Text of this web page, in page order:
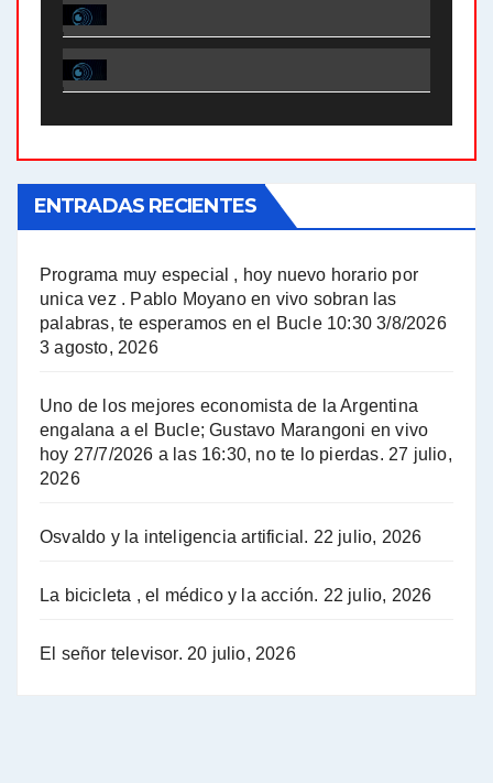
El Bucle News en Radio Gráfica. Bloque 1 . 28.04.24 - Jorge Gres
El Bucle News en Radio Gráfica. Bloque 2 . 21.04.24 - Jorge Gres
A mayor poder al empresariado le cuesta encontrar resistencia - Jose Urtubey con Jorge Gres
Hugo Yasky : Día de la Militancia - Hugo Yasky con Jorge Gres
Hugo Yasky sobre la Coordinadora de las Industrias de Productos Alimenticios (COPAL) - Hugo Yasky con Jorge Gres
Pablo Moyano sobre el espionaje: "Estos personajes siniestros han hecho mucho daño" - Pablo Moyano con Jorge Gres
ENTRADAS RECIENTES
Programa muy especial , hoy nuevo horario por
unica vez . Pablo Moyano en vivo sobran las
palabras, te esperamos en el Bucle 10:30 3/8/2026
3 agosto, 2026
Uno de los mejores economista de la Argentina
engalana a el Bucle; Gustavo Marangoni en vivo
hoy 27/7/2026 a las 16:30, no te lo pierdas. 27 julio,
2026
Osvaldo y la inteligencia artificial. 22 julio, 2026
La bicicleta , el médico y la acción. 22 julio, 2026
El señor televisor. 20 julio, 2026